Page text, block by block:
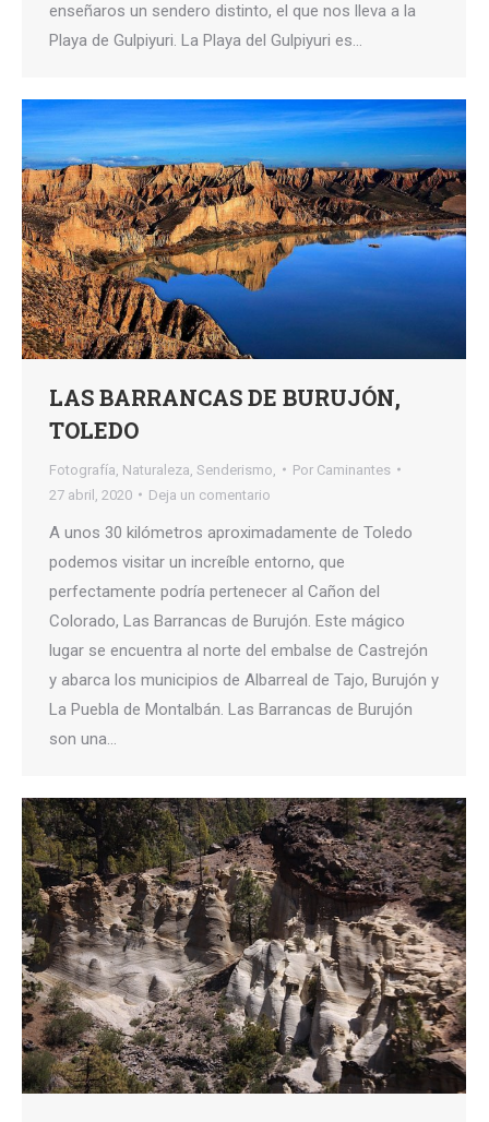
enseñaros un sendero distinto, el que nos lleva a la
Playa de Gulpiyuri. La Playa del Gulpiyuri es…
LAS BARRANCAS DE BURUJÓN,
TOLEDO
Fotografía Naturaleza Senderismo, Por Caminantes
27 abril, 2020
Deja un comentario
A unos 30 kilómetros aproximadamente de Toledo
podemos visitar un increíble entorno, que
perfectamente podría pertenecer al Cañon del
Colorado, Las Barrancas de Burujón. Este mágico
lugar se encuentra al norte del embalse de Castrejón
y abarca los municipios de Albarreal de Tajo, Burujón y
La Puebla de Montalbán. Las Barrancas de Burujón
son una…